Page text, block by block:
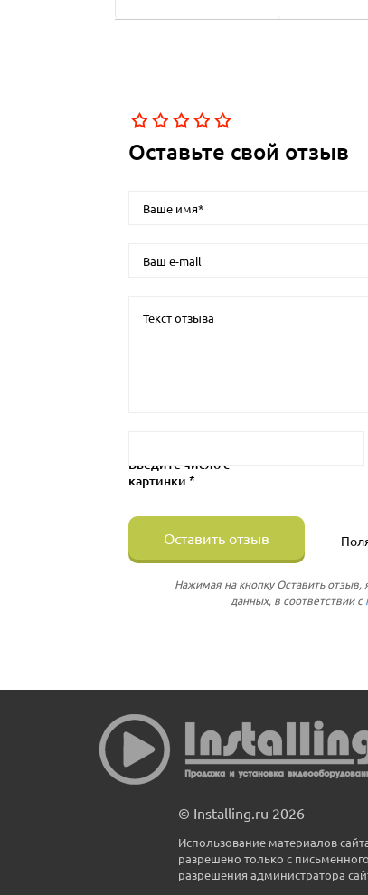
Оставьте свой отзыв
Введите число с
картинки *
Оставить отзыв
Нажимая на кнопку Оставить отзыв,
данных, в соответствии с
© Installing.ru 2026
Использование материалов
разрешено только с письменного
разрешения администратора